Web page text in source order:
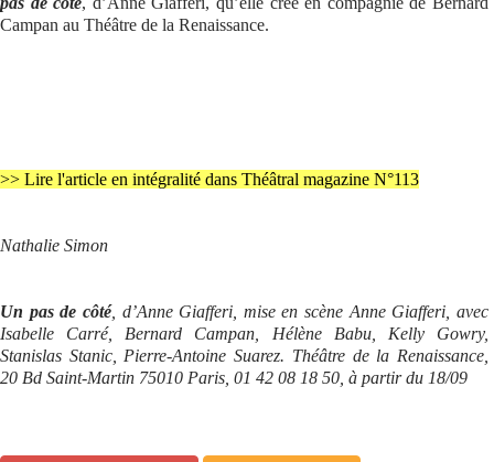
Campan au Théâtre de la Renaissance.
>> Lire l'article en intégralité dans Théâtral magazine N°113
Nathalie Simon
Un pas de côté, d’Anne Giafferi, mise en scène Anne Giafferi, avec
Isabelle Carré, Bernard Campan, Hélène Babu, Kelly Gowry,
Stanislas Stanic, Pierre-Antoine Suarez. Théâtre de la Renaissance,
20 Bd Saint-Martin 75010 Paris, 01 42 08 18 50, à partir du 18/09